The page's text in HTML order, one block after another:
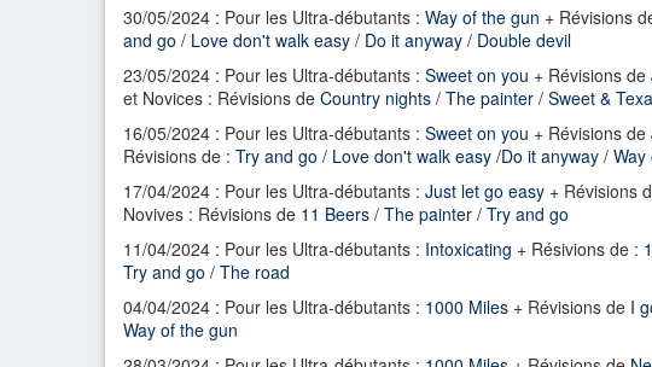
30/05/2024 : Pour les Ultra-débutants : Way of the gun + Révisions
and go / Love don't walk easy / Do it anyway / Double devil
23/05/2024 : Pour les Ultra-débutants : Sweet on you + Révisions de
et Novices : Révisions de Country nights / The painter / Sweet &
16/05/2024 : Pour les Ultra-débutants : Sweet on you + Révisions de
Révisions de : Try and go / Love don't walk easy /Do it anyway / Way
17/04/2024 : Pour les Ultra-débutants : Just let go easy + Révisions
Novives : Révisions de 11 Beers / The painter / Try and go
11/04/2024 : Pour les Ultra-débutants : Intoxicating + Résivions de :
Try and go / The road
04/04/2024 : Pour les Ultra-débutants : 1000 Miles + Révisions de I
Way of the gun